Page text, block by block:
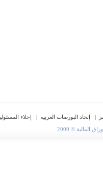
| إتحاد البورصات العربية |
إخلاء
© 2009